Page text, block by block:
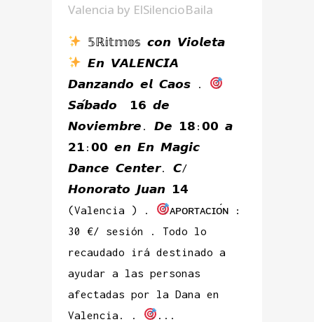
Valencia by ElSilencioBaila
𝟝ℝ𝕚𝕥𝕞𝕠𝕤 𝙘𝙤𝙣 𝙑𝙞𝙤𝙡𝙚𝙩𝙖
𝙀𝙣 𝙑𝘼𝙇𝙀𝙉𝘾𝙄𝘼
𝘿𝙖𝙣𝙯𝙖𝙣𝙙𝙤 𝙚𝙡 𝘾𝙖𝙤𝙨 .
𝙎𝙖́𝙗𝙖𝙙𝙤 𝟭𝟲 𝙙𝙚
𝙉𝙤𝙫𝙞𝙚𝙢𝙗𝙧𝙚. 𝘿𝙚 𝟭𝟴:𝟬𝟬 𝙖
𝟮𝟭:𝟬𝟬 𝙚𝙣 𝙀𝙣 𝙈𝙖𝙜𝙞𝙘
𝘿𝙖𝙣𝙘𝙚 𝘾𝙚𝙣𝙩𝙚𝙧. 𝘾/
𝙃𝙤𝙣𝙤𝙧𝙖𝙩𝙤 𝙅𝙪𝙖𝙣 𝟭𝟰
(Valencia ) .
ᴀᴘᴏʀᴛᴀᴄɪᴏ́ɴ :
30 €/ sesión . Todo lo
recaudado irá destinado a
ayudar a las personas
afectadas por la Dana en
Valencia. .
...